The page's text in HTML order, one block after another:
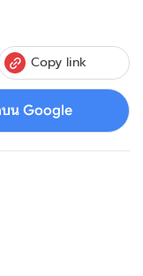
Copy link
บน Google